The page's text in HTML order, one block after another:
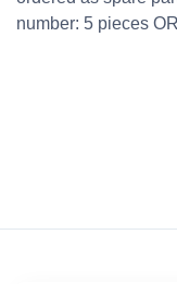
number: 5 pieces